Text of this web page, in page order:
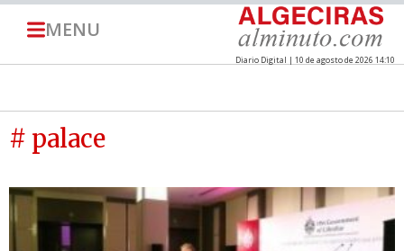
MENU
Diario Digital | 10 de agosto de 2026 14:10
# palace